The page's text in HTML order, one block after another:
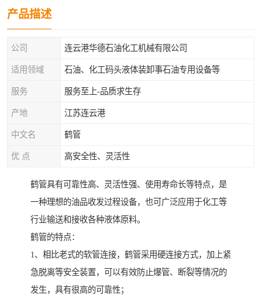
产品描述
公司 连云港华德石油化工机械有限公司
适用领域 石油、化工码头液体装卸事石油专用设备等
服务 服务至上-品质求生存
产地 江苏连云港
中文名 鹤管
优 点 高安全性、灵活性
鹤管具有可靠性高、灵活性强、使用寿命长等特点，是
一种理想的油品收发过程设备，也可广泛应用于化工等
行业输送和接收各种液体原料。
鹤管的特点：
1、相比老式的软管连接，鹤管采用硬连接方式，加上紧
急脱离等安全装置，可以有效防止爆管、断裂等情况的
发生，具有很高的可靠性；